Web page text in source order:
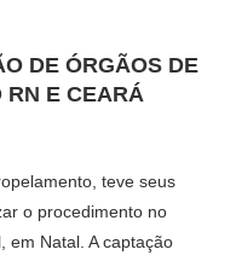
DE ÓRGÃOS DE
RN E CEARÁ
teve seus
o procedimento no
em Natal. A captação